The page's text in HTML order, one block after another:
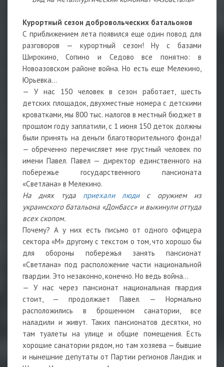
Курортный сезон добровольческих батальонов
С приближением лета появился еще один повод для
разговоров — курортный сезон! Ну с базами
Широкино, Сопино и Седово все понятно: в
Новоазовском районе война. Но есть еще Мелекино,
Юрьевка...
— У нас 150 человек в сезон работает, шесть
детских площадок, двухместные номера с детскими
кроватками, мы 800 тыс. налогов в местный бюджет в
прошлом году заплатили, с 1 июня 150 деток должны
были принять на деньги благотворительного фонда!
— обреченно перечисляет мне грустный человек по
имени Павел. Павел — директор единственного на
побережье государственного пансионата
«Светлана» в Мелекино.
На днях туда приехали людис оружием из
украинского батальона «Донбасс» и выкинули оттуда
всех скопом.
Почему? А у них есть письмо от одного офицера
сектора «М» другому с текстом о том, что хорошо бы
для обороны побережья занять пансионат
«Светлана» под расположение части национальной
гвардии. Это незаконно, конечно. Но ведь война...
— У нас через пансионат национальная гвардия
стоит, — продолжает Павел. — Нормально
расположились в брошенном санатории, все
наладили и живут. Таких пансионатов десятки, но
там туалеты на улице и общие помещения. Есть
хорошие санатории рядом, но там хозяева — бывшие
и нынешние депутаты от Партии регионов Ландик и